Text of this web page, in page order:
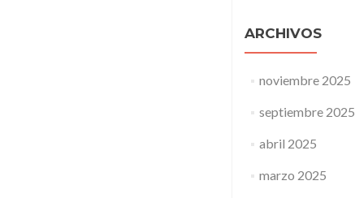
ARCHIVOS
noviembre 2025
septiembre 2025
abril 2025
marzo 2025